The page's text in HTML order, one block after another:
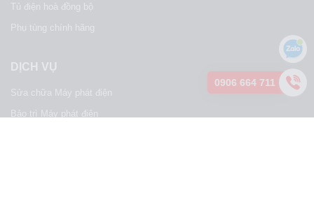
Tủ điện hoà đồng bộ
Phụ tùng chính hãng
DỊCH VỤ
Sửa chữa Máy phát điện
Bảo trì Máy phát điện
0906 664 711